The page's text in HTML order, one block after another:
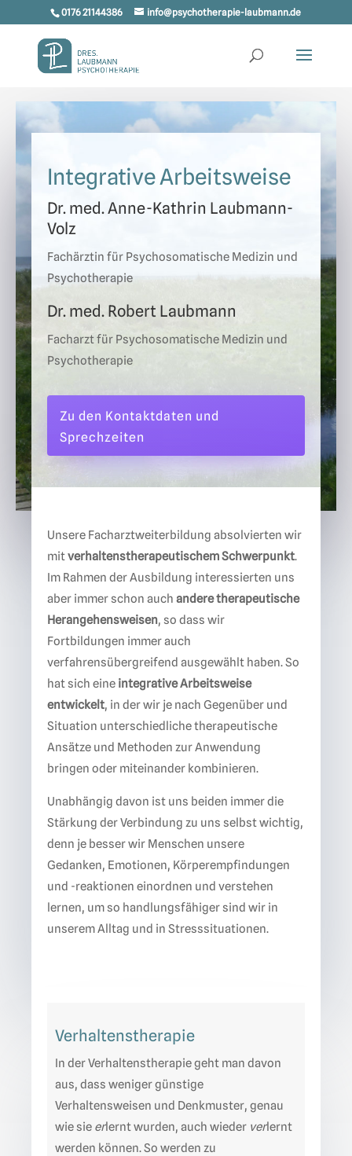
0176 21144386 info@psychotherapie-laubmann.de
Integrative Arbeitsweise
Dr. med. Anne-Kathrin Laubmann-
Volz
Fachärztin für Psychosomatische Medizin und
Psychotherapie
Dr. med. Robert Laubmann
Facharzt für Psychosomatische Medizin und
Psychotherapie
Zu den Kontaktdaten und
Sprechzeiten
Unsere Facharztweiterbildung absolvierten wir
mitverhaltenstherapeutischem Schwerpunkt.
Im Rahmen der Ausbildung interessierten uns
aber immer schon auchandere therapeutische
Herangehensweisen, so dass wir
Fortbildungen immer auch
verfahrensübergreifend ausgewählt haben. So
hat sich eine integrative Arbeitsweise
entwickelt, in der wir je nach Gegenüber und
Situation unterschiedliche therapeutische
Ansätze und Methoden zur Anwendung
bringen oder miteinander kombinieren.
Unabhängig davon ist uns beiden immer die
Stärkung der Verbindung zu uns selbst wichtig,
denn je besser wir Menschen unsere
Gedanken, Emotionen, Körperempfindungen
und -reaktionen einordnen und verstehen
lernen, um so handlungsfähiger sind wir in
unserem Alltag und in Stresssituationen.
Verhaltenstherapie
In der Verhaltenstherapie geht man davon
aus, dass weniger günstige
Verhaltensweisen und Denkmuster, genau
wie sie erlernt wurden, auch wieder verlernt
werden können. So werden zu